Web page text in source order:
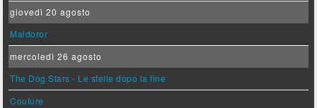
giovedì 20 agosto
Maldoror
mercoledì 26 agosto
The Dog Stars - Le stelle dopo la fine
Couture